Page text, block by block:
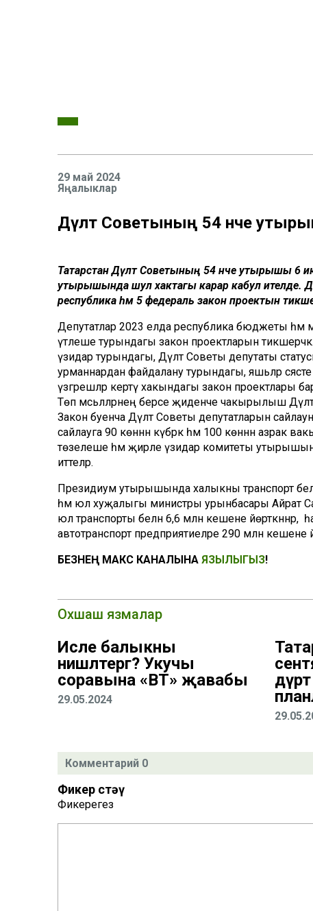
29 май 2024
Яңалыклар
Дәүләт Советының 54 нче
Татарстан Дәүләт Советының 54 нче утырышы 6
утырышында шул хактагы карар кабул ителде.
республика һәм 5 федераль закон проектын
Депутатлар 2023 елда республика бюджеты
үтәлеше турындагы закон проектларын
үзидарә турындагы, Дәүләт Советы депутаты
урманнардан файдалану турындагы, яшьләр
үзгәрешләр кертү хакындагы закон проектлары
Төп мәсьәләләрнең берсе җиденче чакырылыш
Закон буенча Дәүләт Советы депутатларын
сайлауга 90 көннән күбрәк һәм 100 көннән азрак
төзелеше һәм җирле үзидарә комитеты
иттеләр.
Президиум утырышында халыкны транспорт белән
һәм юл хуҗалыгы министры урынбасары Айрат
юл транспорты белән 6,6 млн кешене йөрткәннәр,
автотранспорт предприятиеләре 290 млн кешене
БЕЗНЕҢ МАКС КАНАЛЫНА ЯЗЫЛЫГЫЗ!
Охшаш язмалар
Исле балыкны
нишләтергә? Укучы
соравына «ВТ» җавабы
29.05.2024
дүрт
Комментарий 0
Фикер өстәү
Фикерегез